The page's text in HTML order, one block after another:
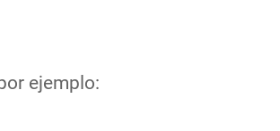
ejemplo: